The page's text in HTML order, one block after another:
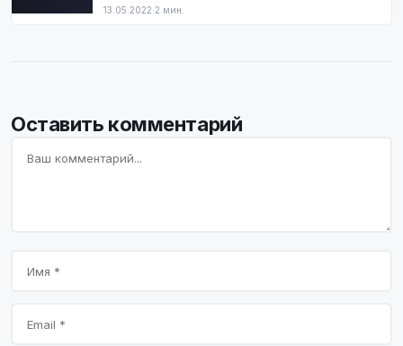
13.05.2022·2 мин.
Оставить комментарий